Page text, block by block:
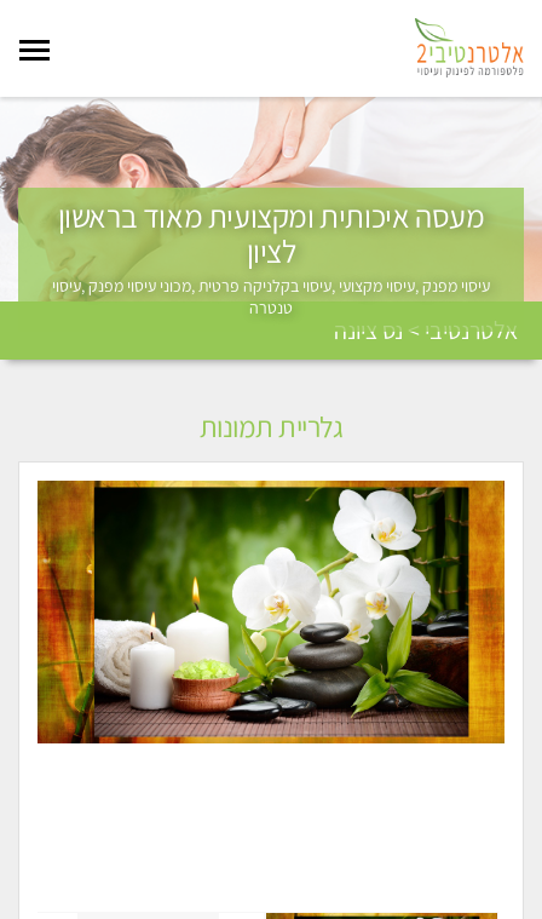
מעסה איכותית ומקצועית מאוד בראשון
לציון
עיסוי מפנק ,עיסוי מקצועי ,עיסוי בקלניקה פרטית ,מכוני עיסוי מפנק ,עיסוי
טנטרה
אלטרנטיבי > נס ציונה
גלריית תמונות